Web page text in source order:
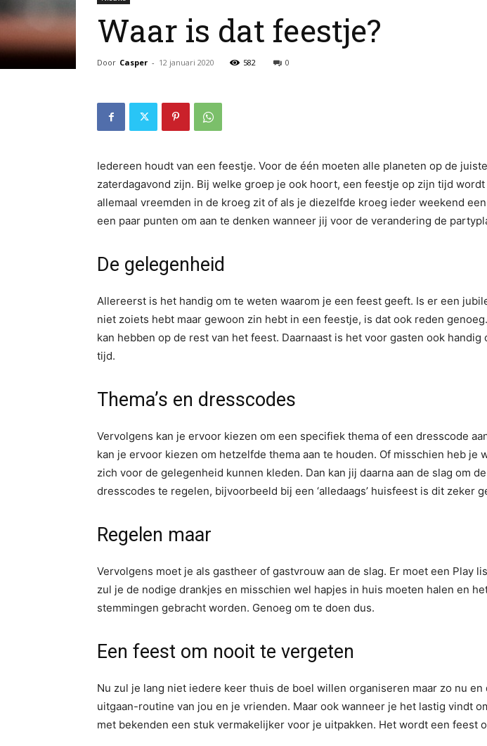
Waar is dat feestje?
Door Casper - 12 januari 2020 582 0
Iedereen houdt van een feestje. Voor de één moeten alle planeten op de
zaterdagavond zijn. Bij welke groep je ook hoort, een feestje op zijn tijd
allemaal vreemden in de kroeg zit of als je diezelfde kroeg ieder weekend
een paar punten om aan te denken wanneer jij voor de verandering de
De gelegenheid
Allereerst is het handig om te weten waarom je een feest geeft. Is er een
niet zoiets hebt maar gewoon zin hebt in een feestje, is dat ook reden
kan hebben op de rest van het feest. Daarnaast is het voor gasten ook
tijd.
Thema’s en dresscodes
Vervolgens kan je ervoor kiezen om een specifiek thema of een dresscode
kan je ervoor kiezen om hetzelfde thema aan te houden. Of misschien heb je
zich voor de gelegenheid kunnen kleden. Dan kan jij daarna aan de slag om
dresscodes te regelen, bijvoorbeeld bij een ‘alledaags’ huisfeest is dit zeker
Regelen maar
Vervolgens moet je als gastheer of gastvrouw aan de slag. Er moet een Play
zul je de nodige drankjes en misschien wel hapjes in huis moeten halen en
stemmingen gebracht worden. Genoeg om te doen dus.
Een feest om nooit te vergeten
Nu zul je lang niet iedere keer thuis de boel willen organiseren maar zo nu
uitgaan-routine van jou en je vrienden. Maar ook wanneer je het lastig vindt
met bekenden een stuk vermakelijker voor je uitpakken. Het wordt een feest